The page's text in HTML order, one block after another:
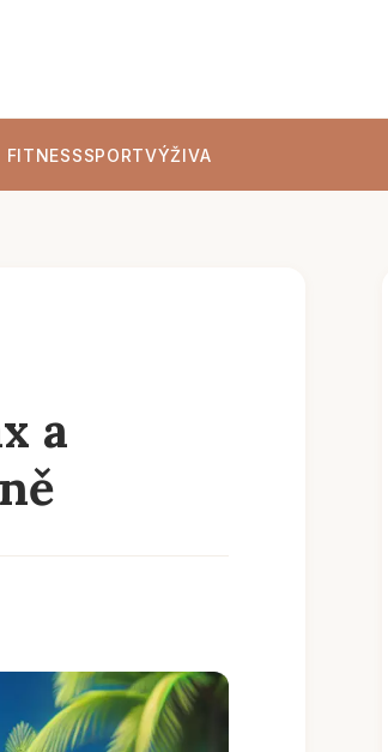
FITNESSSPORTVÝŽIVA
a